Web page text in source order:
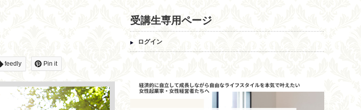
feedly Pin it
受講生専用ページ
ログイン